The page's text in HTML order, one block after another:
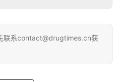
联系contact@drugtimes.cn获